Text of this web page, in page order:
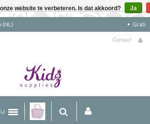
Contact
website te verbeteren. Is dat akkoord? Ja